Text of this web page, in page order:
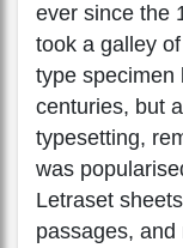
ever since the
took a galley
type specimen
centuries, but
typesetting,
was
Letraset
passages,